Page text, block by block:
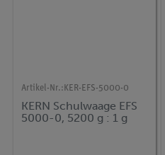
Artikel-Nr.: KER-EFS-5000-0
KERN Schulwaage EFS
5000-0, 5200 g : 1 g